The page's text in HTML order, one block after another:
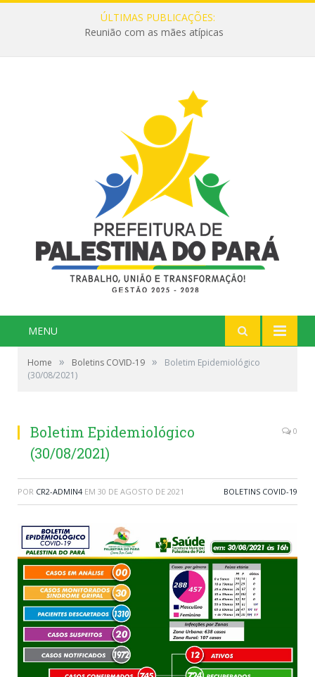
ÚLTIMAS PUBLICAÇÕES:
Reunião com as mães atípicas
MENU
Home » Boletins COVID-19 »
Boletim Epidemiológico
(30/08/2021)
Boletim Epidemiológico
(30/08/2021)
0
POR CR2-ADMIN4 EM 30 DE AGOSTO DE 2021 BOLETINS COVID-19